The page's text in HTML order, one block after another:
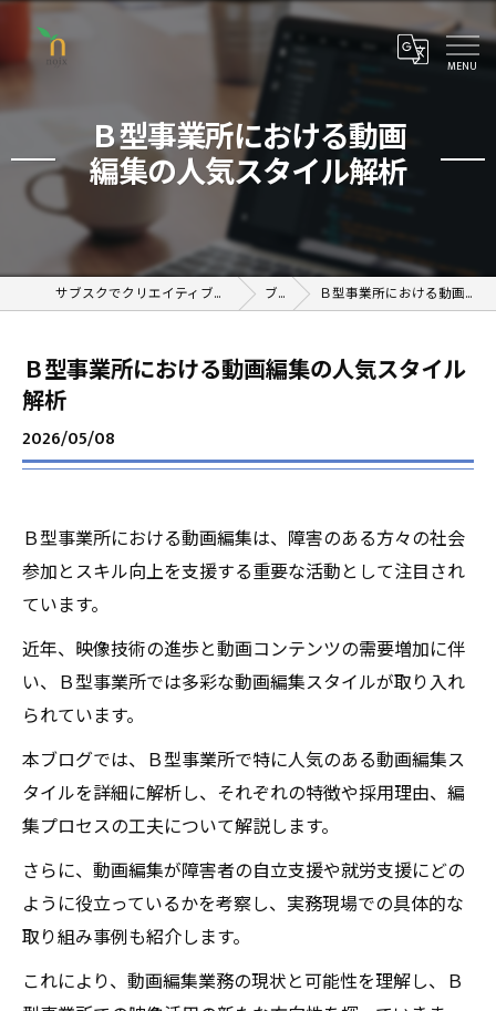
Ｂ型事業所における動画
編集の人気スタイル解析
サブスクでクリエイティブが学べるオンラインスクール ブログ Ｂ型事業所における動画編集の人気スタイル解析
Ｂ型事業所における動画編集の人気スタイル
解析
2026/05/08
Ｂ型事業所における動画編集は、障害のある方々の社会
参加とスキル向上を支援する重要な活動として注目され
ています。
近年、映像技術の進歩と動画コンテンツの需要増加に伴
い、Ｂ型事業所では多彩な動画編集スタイルが取り入れ
られています。
本ブログでは、Ｂ型事業所で特に人気のある動画編集ス
タイルを詳細に解析し、それぞれの特徴や採用理由、編
集プロセスの工夫について解説します。
さらに、動画編集が障害者の自立支援や就労支援にどの
ように役立っているかを考察し、実務現場での具体的な
取り組み事例も紹介します。
これにより、動画編集業務の現状と可能性を理解し、Ｂ